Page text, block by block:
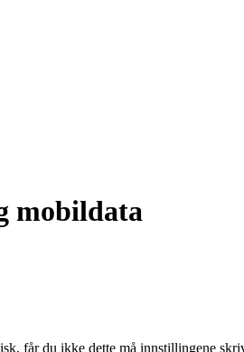
mobildata
får du ikke dette må innstillingene